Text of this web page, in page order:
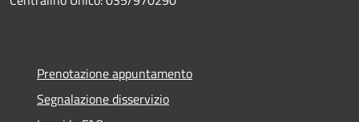
Prenotazione appuntamento
Segnalazione disservizio